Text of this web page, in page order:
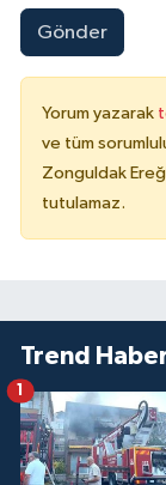
Gönder
Yorum yazarak
ve tüm
Zonguldak
tutulamaz.
Trend
1